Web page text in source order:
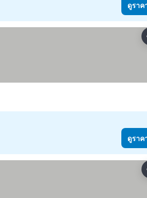
ดูราค
ดูราค